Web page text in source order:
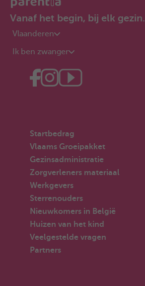
Vanaf het begin, bij elk gezin.
Vlaanderen
Ik ben zwanger
Startbedrag
Vlaams Groeipakket
Gezinsadministratie
Zorgverleners materiaal
Werkgevers
Sterrenouders
Nieuwkomers in België
Huizen van het kind
Veelgestelde vragen
Partners